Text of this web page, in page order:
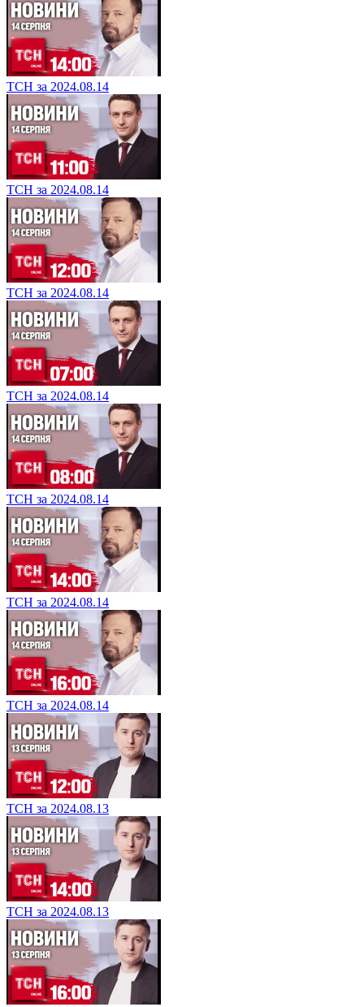
ТСН за 2024.08.14
ТСН за 2024.08.14
ТСН за 2024.08.14
ТСН за 2024.08.14
ТСН за 2024.08.14
ТСН за 2024.08.14
ТСН за 2024.08.14
ТСН за 2024.08.13
ТСН за 2024.08.13